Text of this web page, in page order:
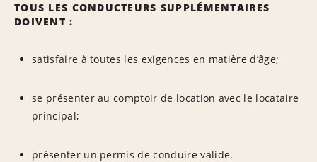
TOUS LES CONDUCTEURS SUPPLÉMENTAIRES
DOIVENT :
satisfaire à toutes les exigences en matière d’âge;
se présenter au comptoir de location avec le locataire
principal;
présenter un permis de conduire valide.